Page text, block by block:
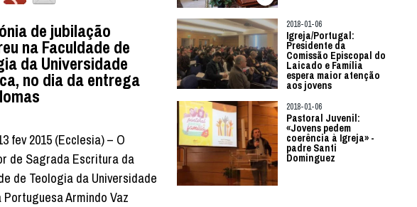
de jubilação
na Faculdade de
da Universidade
no dia da entrega
fev 2015 (Ecclesia) – O
de Sagrada Escritura da
de Teologia da Universidade
Armindo Vaz
2018-01-06
Igreja/Portugal:
Presidente da
Comissão Episcopal do
Laicado e Família
espera maior atenção
aos jovens
2018-01-06
Pastoral Juvenil:
«Jovens pedem
coerência à Igreja» -
padre Santi
Dominguez